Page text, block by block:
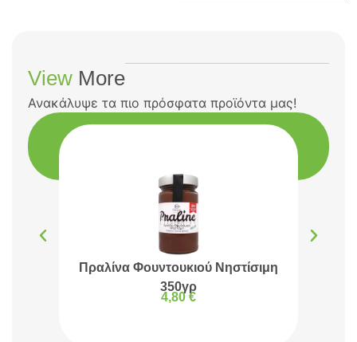
View More
Ανακάλυψε τα πιο πρόσφατα προϊόντα μας!
Πραλίνα Φουντουκιού Νηστίσιμη
350γρ
4,80 €